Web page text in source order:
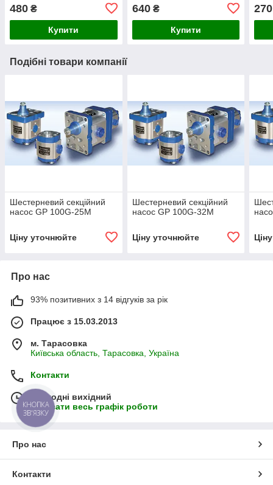
480 ₴
Купити
640₴
Купити
270
Подібні товари компанії
Шестерневий секційний
насос GP 100G-25M
Ціну уточнюйте
Шестерневий секційний
насос GP 100G-32M
Ціну уточнюйте
Про нас
93% позитивних з 14 відгуків за рік
Працює з 15.03.2013
м. Тарасовка
Київська область, Тарасовка, Україна
Контакти
Сьогодні вихідний
Показати весь графік роботи
Про нас
Контакти
КНОПКА
ЗВ'ЯЗКУ